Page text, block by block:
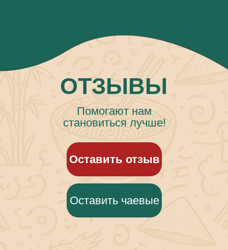
ОТЗЫВЫ
Помогают нам
становиться лучше!
Оставить отзыв
Оставить чаевые